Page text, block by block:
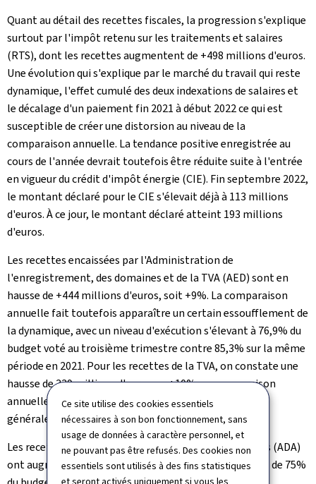
Ce site utilise des cookies essentiels
nécessaires à son bon fonctionnement, sans
usage de données à caractère personnel, et
ne pouvant pas être refusés. Des cookies non
essentiels sont utilisés à des fins statistiques
et seront activés uniquement si vous les
Quant au détail des recettes fiscales, la progression s'explique
surtout par l'impôt retenu sur les traitements et salaires
(RTS), dont les recettes augmentent de +498 millions d'euros.
Une évolution qui s'explique par le marché du travail qui reste
dynamique, l'effet cumulé des deux indexations de salaires et
le décalage d'un paiement fin 2021 à début 2022 ce qui est
susceptible de créer une distorsion au niveau de la
comparaison annuelle. La tendance positive enregistrée au
cours de l'année devrait toutefois être réduite suite à l'entrée
en vigueur du crédit d'impôt énergie (CIE). Fin septembre 2022,
le montant déclaré pour le CIE s'élevait déjà à 113 millions
d'euros. À ce jour, le montant déclaré atteint 193 millions
d'euros.
Les recettes encaissées par l'Administration de
l'enregistrement, des domaines et de la TVA (AED) sont en
hausse de +444 millions d'euros, soit +9%. La comparaison
annuelle fait toutefois apparaître un certain essoufflement de
la dynamique, avec un niveau d'exécution s'élevant à 76,9% du
budget voté au troisième trimestre contre 85,3% sur la même
période en 2021. Pour les recettes de la TVA, on constate une
hausse de 339 millions d'euros ou +10% en comparaison
annuelle, ce qui s'explique surtout par l'augmentation
générale des prix.
Les recettes de l'Administration des douanes et accises (ADA)
ont augmenté de +3% par rapport à 2021, mais le seuil de 75%